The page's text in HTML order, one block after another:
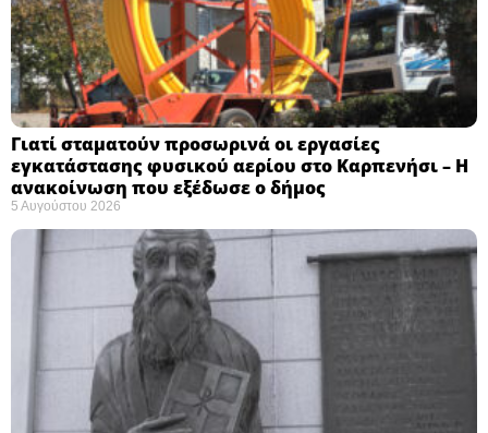
Γιατί σταματούν προσωρινά οι εργασίες
εγκατάστασης φυσικού αερίου στο Καρπενήσι – Η
ανακοίνωση που εξέδωσε ο δήμος
5 Αυγούστου 2026